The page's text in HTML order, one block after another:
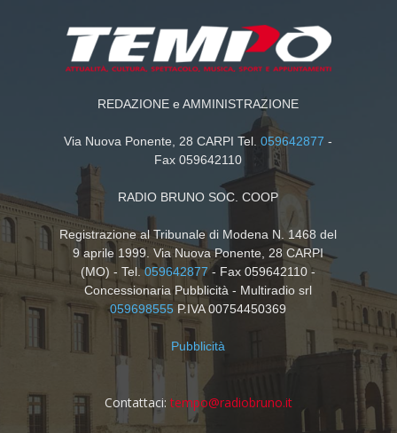
REDAZIONE e AMMINISTRAZIONE
Via Nuova Ponente, 28 CARPI Tel.059642877 -
Fax 059642110
RADIO BRUNO SOC. COOP
Registrazione al Tribunale di Modena N. 1468 del
9 aprile 1999. Via Nuova Ponente, 28 CARPI
(MO) - Tel.059642877- Fax 059642110 -
Concessionaria Pubblicità - Multiradio srl
059698555 P.IVA 00754450369
Pubblicità
Contattaci: tempo@radiobruno.it